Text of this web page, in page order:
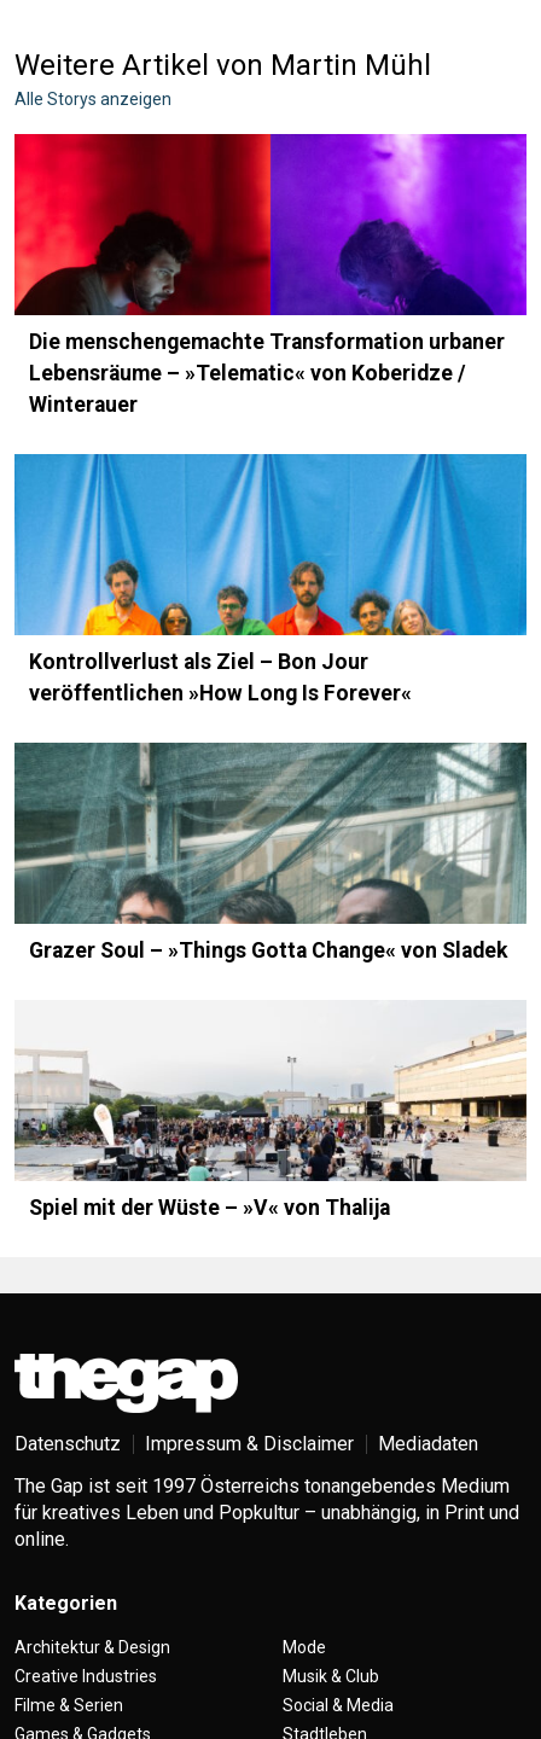
Weitere Artikel von Martin Mühl
Alle Storys anzeigen
Die menschengemachte Transformation urbaner
Lebensräume – »Telematic« von Koberidze /
Winterauer
Kontrollverlust als Ziel – Bon Jour
veröffentlichen »How Long Is Forever«
Grazer Soul – »Things Gotta Change« von Sladek
Spiel mit der Wüste – »V« von Thalija
Datenschutz Impressum & Disclaimer
Mediadaten
The Gap ist seit 1997 Österreichs tonangebendes Medium
für kreatives Leben und Popkultur – unabhängig, in Print und
online.
Kategorien
Architektur & Design
Creative Industries
Filme & Serien
Games & Gadgets
Mode
Musik & Club
Social & Media
Stadtleben